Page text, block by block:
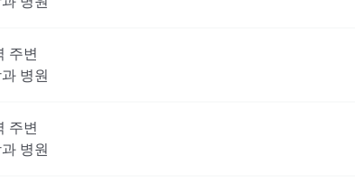
주변
병원
주변
병원